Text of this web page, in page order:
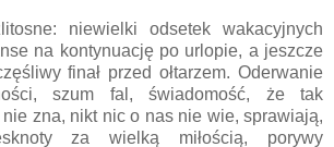
niewielki odsetek wakacyjnych
na kontynuację po urlopie, a jeszcze
finał przed ołtarzem. Oderwanie
szum fal, świadomość, że tak
zna, nikt nic o nas nie wie, sprawiają,
za wielką miłością, porywy